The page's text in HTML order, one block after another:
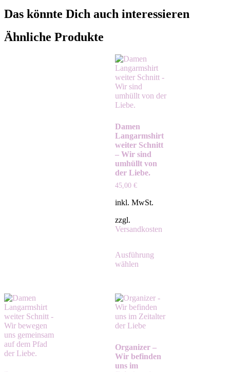
Das könnte Dich auch interessieren
Ähnliche Produkte
Damen
Langarmshirt
weiter Schnitt
– Wir sind
umhüllt von
der Liebe.
45,00 €
inkl. MwSt.
zzgl.
Versandkosten
Ausführung
wählen
Organizer –
Wir befinden
uns im